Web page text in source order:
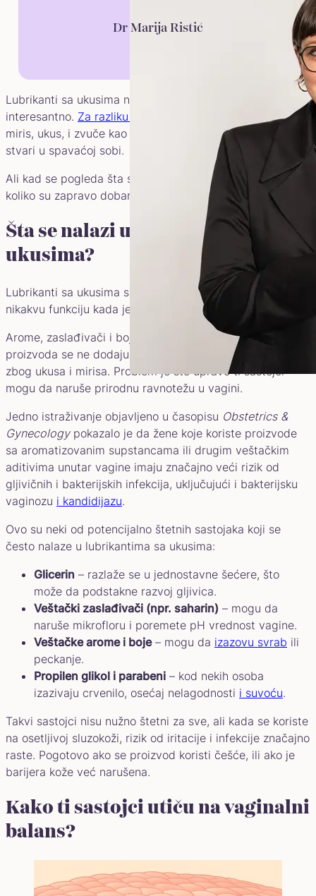
Dr Marija Ristić
Lubrikanti sa ukusima na prvu loptu možda deluju
interesantno. Za razliku od običnih
, oni imaju unikatan
miris, ukus, i zvuče kao nešto što bi moglo da osveži
stvari u spavaćoj sobi.
Ali kad se pogleda šta sve ide u njih, postavlja se pitanje
koliko su zapravo dobar izbor.
Šta se nalazi u lubrikantima sa
ukusima?
Lubrikanti sa ukusima sadrže brojne dodatke koji nemaju
nikakvu funkciju kada je u pitanju zdravlje sluzokože.
Arome, zaslađivači i boje koje su sastavni deo ovih
proizvoda se ne dodaju zato što su korisni, već isključivo
zbog ukusa i mirisa. Problem je što upravo ti sastojci
mogu da naruše prirodnu ravnotežu u vagini.
Jedno istraživanje objavljeno u časopisu Obstetrics &
Gynecologypokazalo je da žene koje koriste proizvode
sa aromatizovanim supstancama ili drugim veštačkim
aditivima unutar vagine imaju značajno veći rizik od
gljivičnih i bakterijskih infekcija, uključujući i bakterijsku
vaginozu i kandidijazu.
Ovo su neki od potencijalno štetnih sastojaka koji se
često nalaze u lubrikantima sa ukusima:
Glicerin – razlaže se u jednostavne šećere, što
može da podstakne razvoj gljivica.
Veštački zaslađivači (npr. saharin) – mogu da
naruše mikrofloru i poremete pH vrednost vagine.
Veštačke arome i boje– mogu da izazovu svrab ili
peckanje.
Propilen glikol i parabeni – kod nekih osoba
izazivaju crvenilo, osećaj nelagodnosti i suvoću.
Takvi sastojci nisu nužno štetni za sve, ali kada se koriste
na osetljivoj sluzokoži, rizik od iritacije i infekcije značajno
raste. Pogotovo ako se proizvod koristi češće, ili ako je
barijera kože već narušena.
Kako ti sastojci utiču na vaginalni
balans?